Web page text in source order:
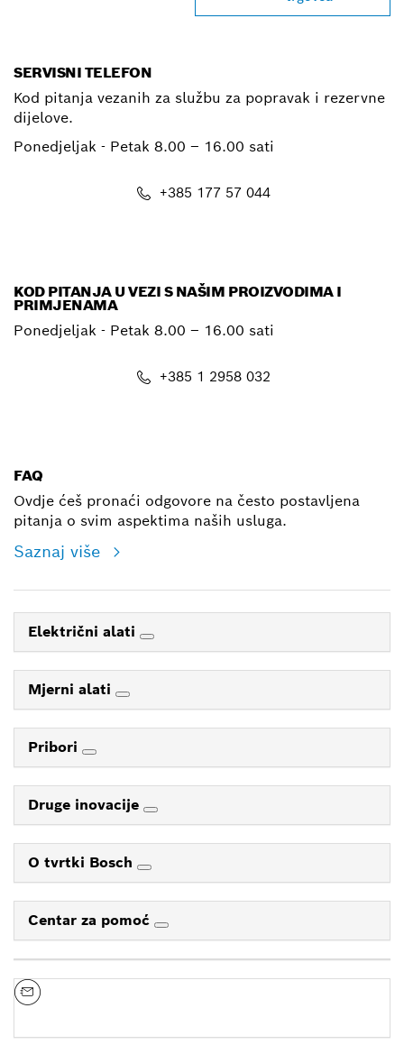
SERVISNI TELEFON
Kod pitanja vezanih za službu za popravak i rezervne
dijelove.
Ponedjeljak - Petak 8.00 – 16.00 sati
+385 177 57 044
KOD PITANJA U VEZI S NAŠIM PROIZVODIMA I
PRIMJENAMA
Ponedjeljak - Petak 8.00 – 16.00 sati
+385 1 2958 032
FAQ
Ovdje ćeš pronaći odgovore na često postavljena
pitanja o svim aspektima naših usluga.
Saznaj više
Električni alati
Mjerni alati
Pribori
Druge inovacije
O tvrtki Bosch
Centar za pomoć